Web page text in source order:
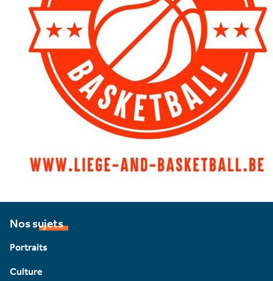
Nos sujets
Portraits
Culture